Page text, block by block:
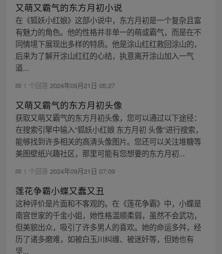
又萌又霸气的东方月初小说
在《狐妖小红娘》这部小说中，东方月初是一个复杂且富
有魅力的角色。他的性格并非单一的萌或霸气，而是在不
同情境下展现出多样的特质。他是涂山红红救回涂山的，
后来为了解开涂山红红的心结，执意离开涂山加入一气
道...
1 个回答 2024年09月21日 05:27
又萌又霸气的东方月初头像
获取又萌又霸气的东方月初头像，您可以通过以下途径：
在搜索引擎中输入“狐妖小红娘 东方月初 头像”进行搜索，
能够找到许多相关的高清头像图片。您还可以关注堆糖等
美图壁纸兴趣社区，那里可能有您想要的东方月初...
1 个回答 2024年09月21日 07:09
莲花争霸小蝶又蠢又丑
这种评价是片面和不客观的。在《莲花争霸》中，小蝶是
南宫世家的千金小姐，她性格温顺柔弱，虽然不会武功，
但美貌出众，吸引了许多男人的喜欢。她的命运多舛，经
历了诸多磨难，如被白玉川纠缠、被迷奸等，但她也有
坚...